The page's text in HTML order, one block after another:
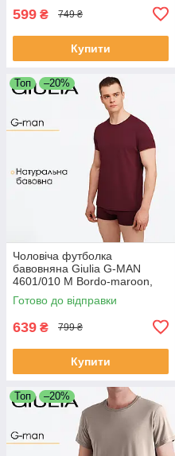
599 ₴ 749 ₴
Купити
Топ –20%
Чоловіча футболка
бавовняна Giulia G-MAN
4601/010 M Bordo-maroon,
класичний крій, круглий виріз,
принт на спині
Готово до відправки
639 ₴ 799 ₴
Купити
Топ –20%